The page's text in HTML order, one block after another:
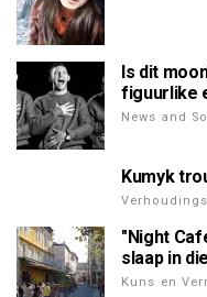
Is dit
figuurlike
News and
Kumyk
Verhoudings
"Night
slaap in
Kuns en